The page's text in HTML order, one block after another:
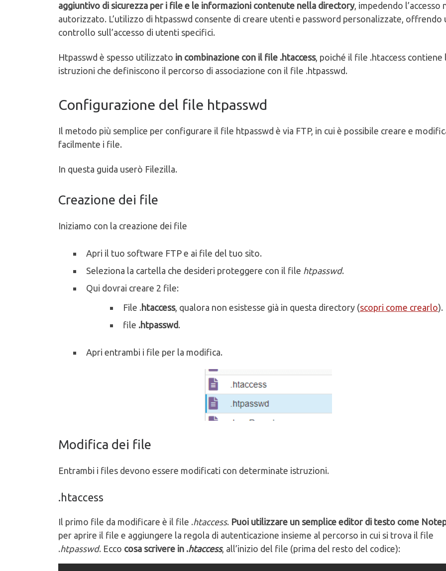
aggiuntivo di sicurezza per i file e le informazioni contenute nella directory, impedendo l’accesso
autorizzato. L’utilizzo di htpasswd consente di creare utenti e password personalizzate, offrendo
controllo sull’accesso di utenti specifici.
Htpasswd è spesso utilizzato in combinazione con il file .htaccess, poiché il file .htaccess contiene
istruzioni che definiscono il percorso di associazione con il file .htpasswd.
Configurazione del file htpasswd
Il metodo più semplice per configurare il file htpasswd è via FTP, in cui è possibile creare e
facilmente i file.
In questa guida userò Filezilla.
Creazione dei file
Iniziamo con la creazione dei file
Apri il tuo software FTP e ai file del tuo sito.
Seleziona la cartella che desideri proteggere con il file htpasswd.
Qui dovrai creare 2 file:
File . htaccess, qualora non esistesse già in questa directory (scopri come crearlo).
file .htpasswd.
Apri entrambi i file per la modifica.
Modifica dei file
Entrambi i files devono essere modificati con determinate istruzioni.
.htaccess
Il primo file da modificare è il file .htaccess. Puoi utilizzare un semplice editor di testo come
per aprire il file e aggiungere la regola di autenticazione insieme al percorso in cui si trova il file
.htpasswd. Ecco cosa scrivere in .htaccess, all’inizio del file (prima del resto del codice):